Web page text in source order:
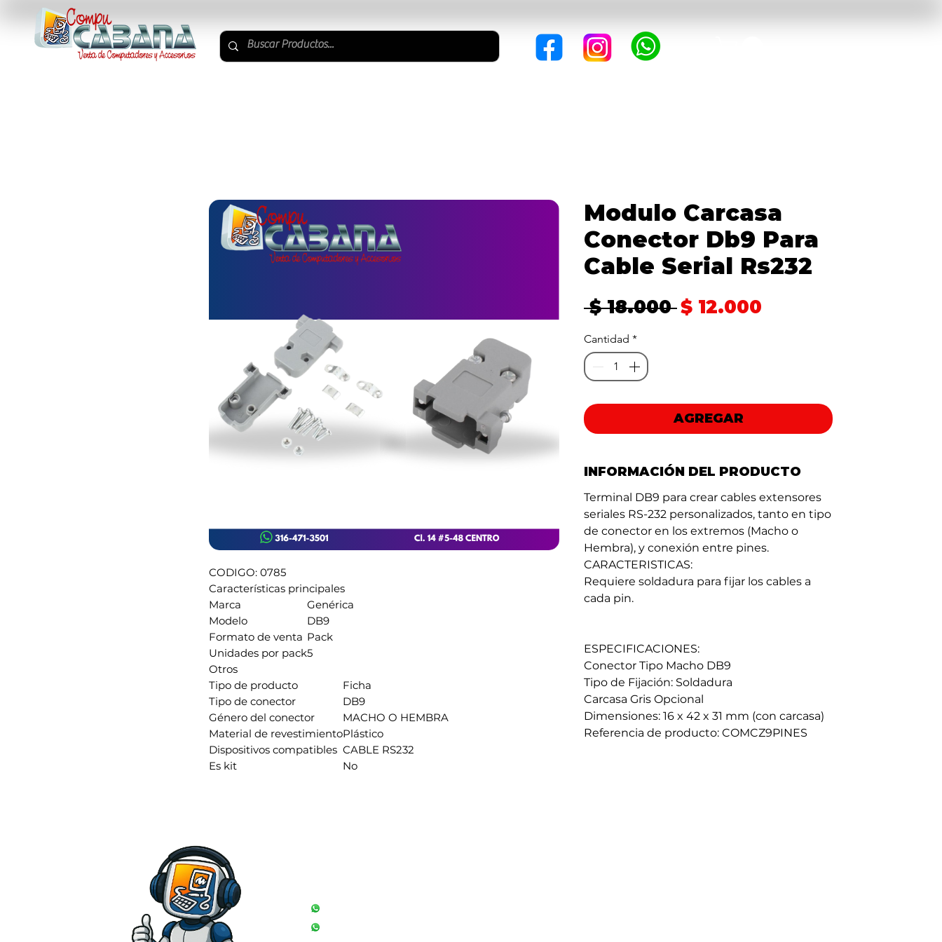
CODIGO: 0785
Características principales
Marca
Genérica
Modelo
DB9
Formato de venta Pack
Unidades por pack5
Otros
Tipo de producto
Ficha
Tipo de conector
DB9
Género del conector
MACHO O HEMBRA
Material de revestimientoPlástico
Dispositivos compatibles CABLE RS232
Es kit
No
Modulo Carcasa
Conector Db9 Para
Cable Serial Rs232
$ 18.000 Precio
$ 12.000
Cantidad *
AGREGAR
INFORMACIÓN DEL PRODUCTO
Terminal DB9 para crear cables extensores
seriales RS-232 personalizados, tanto en tipo
de conector en los extremos (Macho o
Hembra), y conexión entre pines.
CARACTERISTICAS:
Requiere soldadura para fijar los cables a
cada pin.
ESPECIFICACIONES:
Conector Tipo Macho DB9
Tipo de Fijación: Soldadura
Carcasa Gris Opcional
Dimensiones: 16 x 42 x 31 mm (con carcasa)
Referencia de producto: COMCZ9PINES